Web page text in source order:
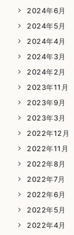
2024年6月
2024年5月
2024年4月
2024年3月
2024年2月
2023年11月
2023年9月
2023年3月
2022年12月
2022年11月
2022年8月
2022年7月
2022年6月
2022年5月
2022年4月